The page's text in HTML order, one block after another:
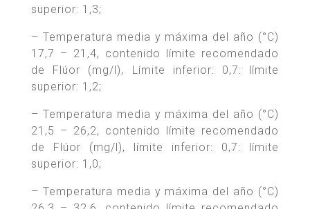
superior: 1,3;
– Temperatura media y máxima del año (°C)
17,7 – 21,4, contenido límite recomendado
de Flúor (mg/l), Límite inferior: 0,7: límite
superior: 1,2;
– Temperatura media y máxima del año (°C)
21,5 – 26,2, contenido límite recomendado
de Flúor (mg/l), límite inferior: 0,7: límite
superior: 1,0;
– Temperatura media y máxima del año (°C)